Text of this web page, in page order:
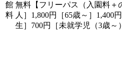
館
料
無料【フリーパス（入園料＋
人］1,800円［65歳～］1,400
生］700円［未就学児（3歳～